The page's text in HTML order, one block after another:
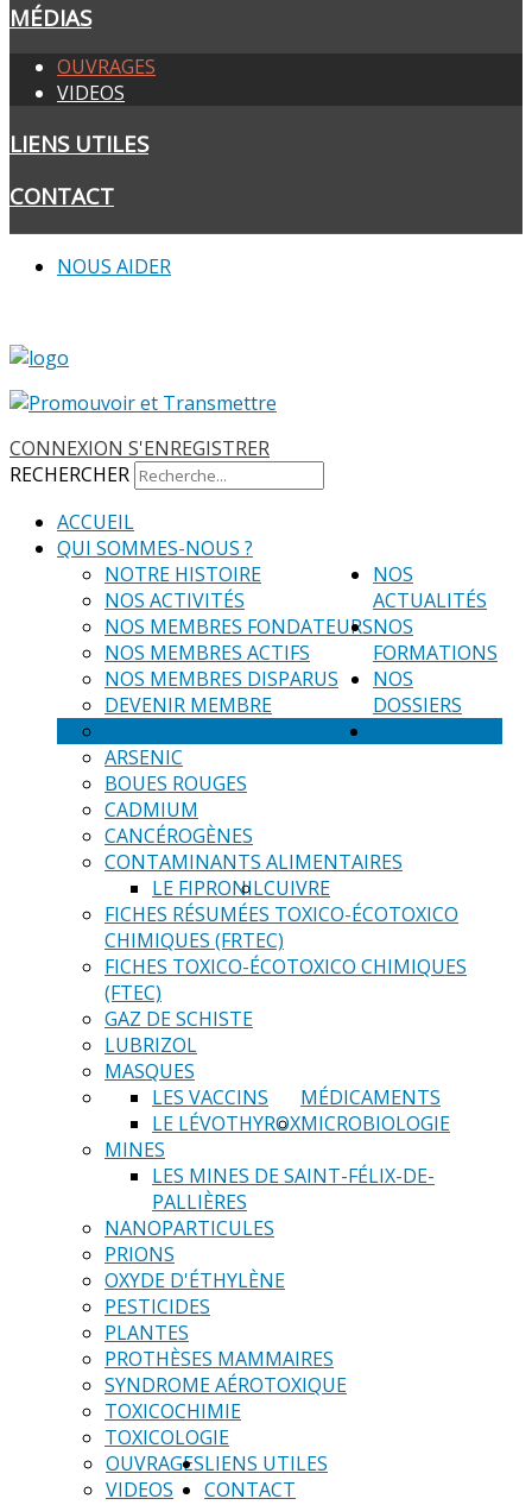
MÉDIAS
OUVRAGES
VIDEOS
LIENS UTILES
CONTACT
NOUS AIDER
CONNEXION S'ENREGISTRER
RECHERCHER
ACCUEIL
QUI SOMMES-NOUS ?
NOTRE HISTOIRE
NOS ACTIVITÉS
NOS MEMBRES FONDATEURS
NOS MEMBRES ACTIFS
NOS MEMBRES DISPARUS
DEVENIR MEMBRE
HOMMAGE A ANDRE PICOT
NOS
ACTUALITÉS
NOS
FORMATIONS
NOS
DOSSIERS
ARSENIC
BOUES ROUGES
CADMIUM
CANCÉROGÈNES
CONTAMINANTS ALIMENTAIRES
LE FIPRONILCUIVRE
FICHES RÉSUMÉES TOXICO-ÉCOTOXICO
CHIMIQUES (FRTEC)
FICHES TOXICO-ÉCOTOXICO CHIMIQUES
(FTEC)
GAZ DE SCHISTE
LUBRIZOL
MASQUES
MÉDICAMENTS
LES VACCINS
LE LÉVOTHYROXMICROBIOLOGIE
MINES
LES MINES DE SAINT-FÉLIX-DE-
PALLIÈRES
NANOPARTICULES
PRIONS
OXYDE D'ÉTHYLÈNE
PESTICIDES
PLANTES
PROTHÈSES MAMMAIRES
SYNDROME AÉROTOXIQUE
TOXICOCHIMIE
TOXICOLOGIE
OUVRAGES
VIDEOS
LIENS UTILES
CONTACT